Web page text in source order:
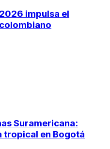
impulsa el
Suramericana:
tropical en Bogotá